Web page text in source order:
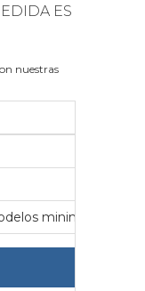
ES
nuestras
minimalistas y